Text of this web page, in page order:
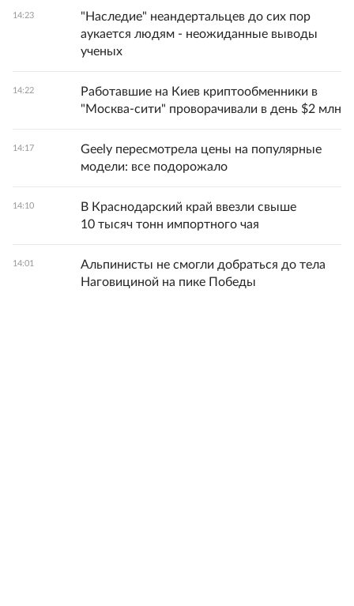
14:23
"Наследие" неандертальцев до сих пор
аукается людям - неожиданные выводы
ученых
14:22
Работавшие на Киев криптообменники в
"Москва-сити" проворачивали в день $2 млн
14:17
Geely пересмотрела цены на популярные
модели: все подорожало
14:10
В Краснодарский край ввезли свыше
10 тысяч тонн импортного чая
14:01
Альпинисты не смогли добраться до тела
Наговициной на пике Победы